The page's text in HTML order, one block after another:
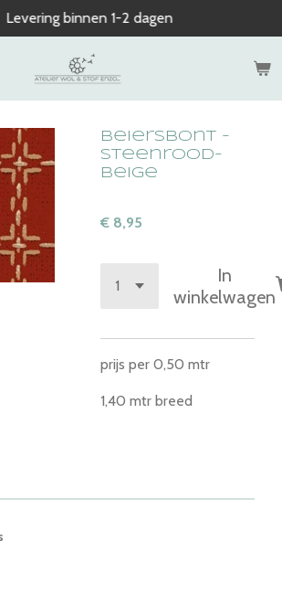
Levering binnen 1-2 dagen
Beiersbont -
steenrood-
beige
€ 8,95
In
winkelwagen
prijs per 0,50 mtr
1,40 mtr breed